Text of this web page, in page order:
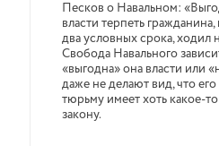
Песков о Навальном:
власти терпеть
два условных срока, ходил
Свобода Навального
«выгодна» она власти или
даже не делают вид, что его
тюрьму имеет хоть какое-
закону.